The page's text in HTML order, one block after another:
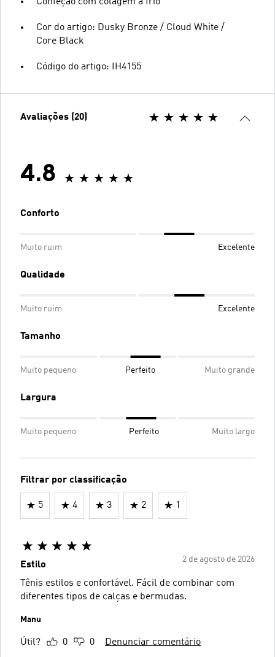
Cor do artigo: Dusky Bronze / Cloud White /
Core Black
Código do artigo: IH4155
Avaliações (20)
4.8
Conforto
Muito ruim Excelente
Qualidade
Muito ruim Excelente
Tamanho
Muito pequeno Perfeito Muito grande
Largura
Muito pequeno Perfeito Muito largo
Filtrar por classificação
5 4 3 2 1
2 de agosto de 2026
Estilo
Tênis estilos e confortável. Fácil de combinar com
diferentes tipos de calças e bermudas.
Manu
Útil? 0 0 Denunciar comentário